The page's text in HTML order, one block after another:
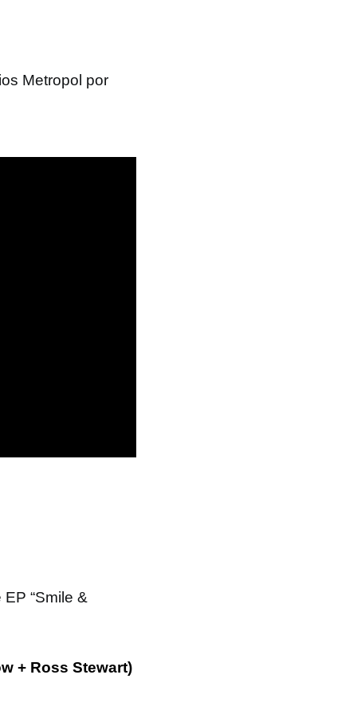
Metropol por
“Smile &
+ Ross Stewart)